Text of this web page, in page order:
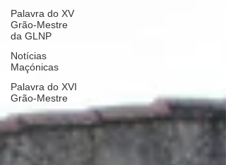
Palavra do XV
Grão-Mestre
da GLNP
Notícias
Maçónicas
Palavra do XVI
Grão-Mestre